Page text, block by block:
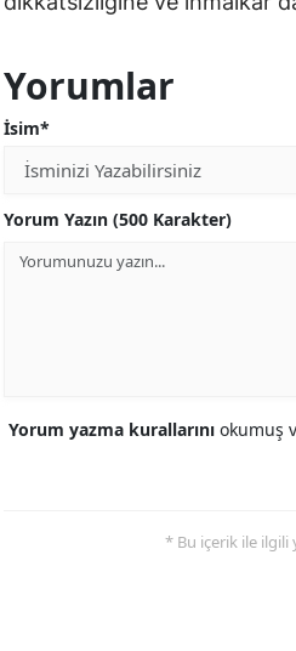
Yorumlar
İsim*
Yorum Yazın (500 Karakter)
Yorum yazma kurallarını okumuş
* Bu içerik ile ilgili